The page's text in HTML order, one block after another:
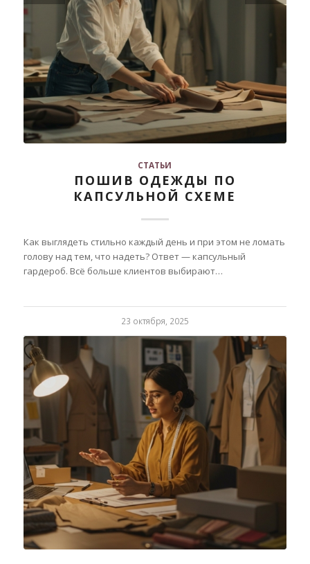
СТАТЬИ
ПОШИВ ОДЕЖДЫ ПО
КАПСУЛЬНОЙ СХЕМЕ
Как выглядеть стильно каждый день и при этом не ломать
голову над тем, что надеть? Ответ — капсульный
гардероб. Всё больше клиентов выбирают…
23 октября, 2025